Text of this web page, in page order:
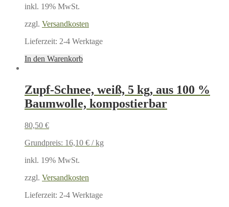
inkl. 19% MwSt.
zzgl. Versandkosten
Lieferzeit: 2-4 Werktage
In den Warenkorb
Zupf-Schnee, weiß, 5 kg, aus 100 %
Baumwolle, kompostierbar
80,50 €
Grundpreis: 16,10 € /kg
inkl. 19% MwSt.
zzgl. Versandkosten
Lieferzeit: 2-4 Werktage